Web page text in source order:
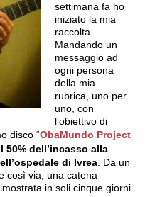
settimana fa ho
iniziato la mia
raccolta.
Mandando un
messaggio ad
ogni persona
della mia
rubrica, uno per
uno, con
l’obiettivo di
disco “ObaMundo Project
50% dell’incasso alla
di Ivrea . Da un
così via, una catena
in soli cinque giorni